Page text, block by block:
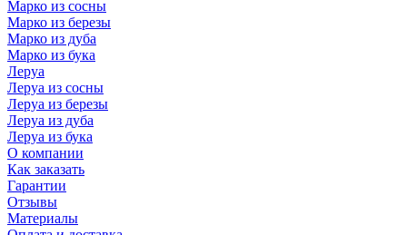
Марко из сосны
Марко из березы
Марко из дуба
Марко из бука
Леруа
Леруа из сосны
Леруа из березы
Леруа из дуба
Леруа из бука
О компании
Как заказать
Гарантии
Отзывы
Материалы